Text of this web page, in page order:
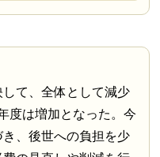
て、全体として減少
度は増加となった。今
、後世への負担を少